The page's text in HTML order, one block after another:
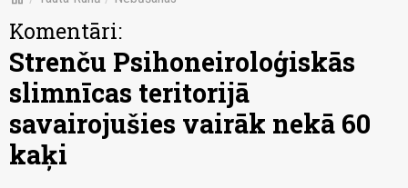
Komentāri:
Strenču Psihoneiroloģiskās
slimnīcas teritorijā
savairojušies vairāk nekā 60
kaķi